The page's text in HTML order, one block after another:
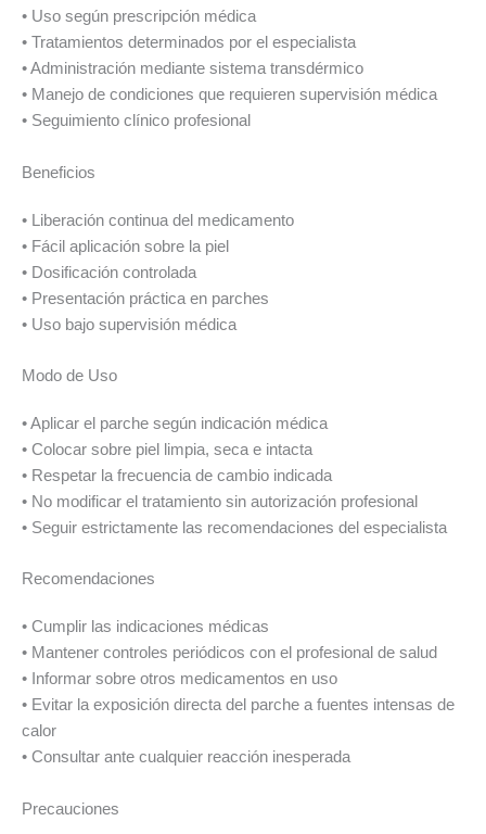
• Uso según prescripción médica
• Tratamientos determinados por el especialista
• Administración mediante sistema transdérmico
• Manejo de condiciones que requieren supervisión médica
• Seguimiento clínico profesional
Beneficios
• Liberación continua del medicamento
• Fácil aplicación sobre la piel
• Dosificación controlada
• Presentación práctica en parches
• Uso bajo supervisión médica
Modo de Uso
• Aplicar el parche según indicación médica
• Colocar sobre piel limpia, seca e intacta
• Respetar la frecuencia de cambio indicada
• No modificar el tratamiento sin autorización profesional
• Seguir estrictamente las recomendaciones del especialista
Recomendaciones
• Cumplir las indicaciones médicas
• Mantener controles periódicos con el profesional de salud
• Informar sobre otros medicamentos en uso
• Evitar la exposición directa del parche a fuentes intensas de
calor
• Consultar ante cualquier reacción inesperada
Precauciones